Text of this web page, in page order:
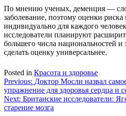
По мнению ученых, деменция —
заболевание, поэтому оценки
индивидуально для каждого
исследователи планируют
большего числа национальностей
сделать оценку универсальнее.
Posted in Красота и здоровье
Навигация
по
записям
Previous: Доктор Мосли назвал
упражнение для здоровья сердца и
Next: Британские исследователи:
старение мозга